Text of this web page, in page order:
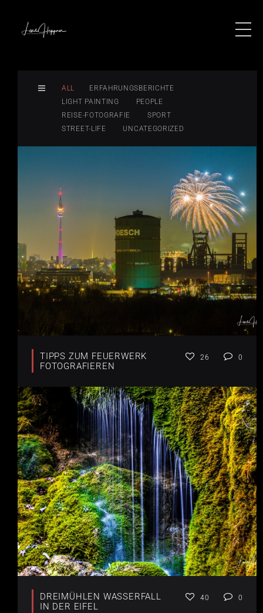
ALL
ERFAHRUNGSBERICHTE
LIGHT PAINTING
PEOPLE
REISE-FOTOGRAFIE
SPORT
STREET-LIFE
UNCATEGORIZED
TIPPS ZUM FEUERWERK
FOTOGRAFIEREN
26 0
DREIMÜHLEN WASSERFALL
IN DER EIFEL
40 0